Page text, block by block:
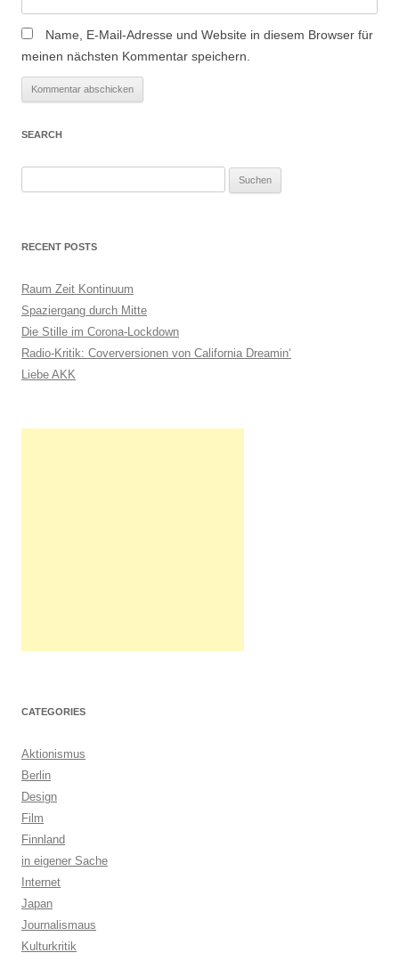
Name, E-Mail-Adresse und Website in diesem Browser für
meinen nächsten Kommentar speichern.
SEARCH
h
n
n
a
c
h
RECENT POSTS
Raum Zeit Kontinuum
Spaziergang durch Mitte
Die Stille im Corona-Lockdown
Radio-Kritik: Coverversionen von California Dreamin‘
Liebe AKK
CATEGORIES
Aktionismus
Berlin
Design
Film
Finnland
in eigener Sache
Internet
Japan
Journalismaus
Kulturkritik